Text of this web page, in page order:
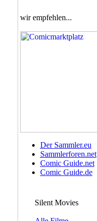
wir empfehlen...
Der Sammler.eu
Sammlerforen.net
Comic Guide.net
Comic Guide.de
Silent Movies